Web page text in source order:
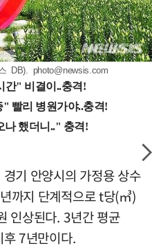
DB). photo@newsis.com
기 안양시의 가정용 상수
까지 단계적으로 t당(㎥)
인상된다. 3년간 평균
7년만이다.